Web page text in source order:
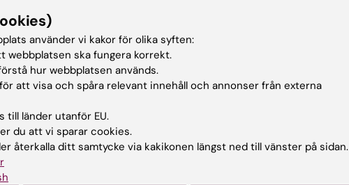
Avdelningen för dermatologi och
institutionen för medicin, Solna (MedS)
Är du anställd på, anknuten till, eller har ett
är du välkommen att vända dig till
använder vi kakor för olika syften:
webbplatsen ska fungera korrekt.
hur webbplatsen används.
för att visa och spåra relevant innehåll och annonser från externa
till länder utanför EU.
du att vi sparar cookies.
återkalla ditt samtycke via kakikonen längst ned till vänster på sidan.